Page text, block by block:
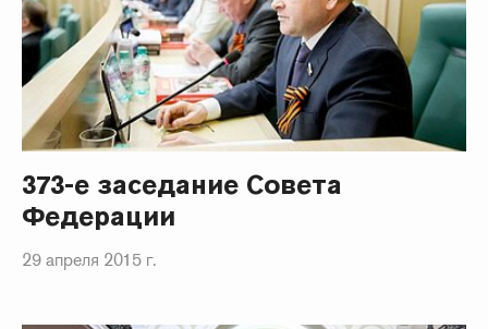
373-е заседание Совета
Федерации
29 апреля 2015 г.